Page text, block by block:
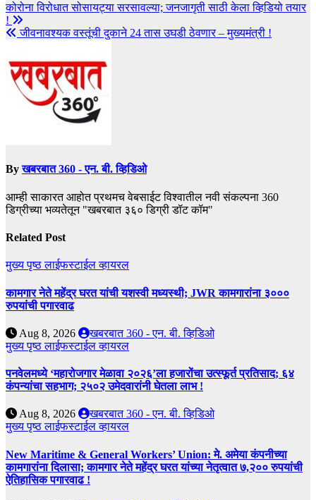
कोरोना विरोधात सोसायट्या सरसावल्या; जनजागृती साठी केला व्हिडियो तयार
!
जीवनावश्यक वस्तूंची दुकाने 24 तास उघडी ठेवणार – मुख्यमंत्री !
Byखबरबात 360 - एन. बी. व्हिडिओ
आम्ही साकारत आहोत प्रथमच वेबसाईट विश्वातील नवी संकल्पना 360
डिग्रीच्या भव्यतेतून "खबरबात ३६० डिग्री डॉट कॉम"
Related Post
मुख्य पृष्ठलाईफस्टाईलव्हायरल
कामगार नेते महेंद्र घरत यांची यशस्वी मध्यस्थी; JWR कामगारांना ३०००
रुपयांची पगारवाढ
Aug 8, 2026
खबरबात 360 - एन. बी. व्हिडिओ
मुख्य पृष्ठलाईफस्टाईलव्हायरल
पनवेलमध्ये ‘महारोजगार मेळावा २०२६’ला हजारोंचा उत्स्फूर्त प्रतिसाद; ६४
कंपन्यांचा सहभाग; २५०२ उमेदवारांनी घेतला लाभ !
Aug 8, 2026
खबरबात 360 - एन. बी. व्हिडिओ
मुख्य पृष्ठलाईफस्टाईलव्हायरल
New Maritime & General Workers’ Union: मे. अमेया कंपनीच्या
कामगारांना दिलासा; कामगार नेते महेंद्र घरत यांच्या नेतृत्वात ७,२०० रुपयांची
ऐतिहासिक पगारवाढ !